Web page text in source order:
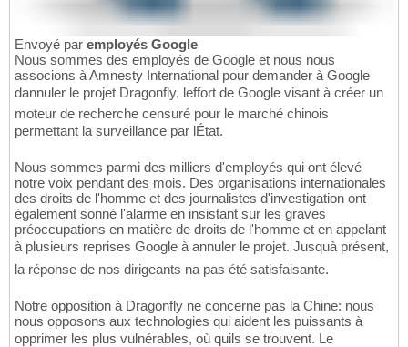
Envoyé par employés Google
Nous sommes des employés de Google et nous nous
associons à Amnesty International pour demander à Google
dannuler le projet Dragonfly, leffort de Google visant à créer un
moteur de recherche censuré pour le marché chinois
permettant la surveillance par lÉtat.
Nous sommes parmi des milliers d'employés qui ont élevé
notre voix pendant des mois. Des organisations internationales
des droits de l'homme et des journalistes d'investigation ont
également sonné l'alarme en insistant sur les graves
préoccupations en matière de droits de l'homme et en appelant
à plusieurs reprises Google à annuler le projet. Jusquà présent,
la réponse de nos dirigeants na pas été satisfaisante.
Notre opposition à Dragonfly ne concerne pas la Chine: nous
nous opposons aux technologies qui aident les puissants à
opprimer les plus vulnérables, où quils se trouvent. Le